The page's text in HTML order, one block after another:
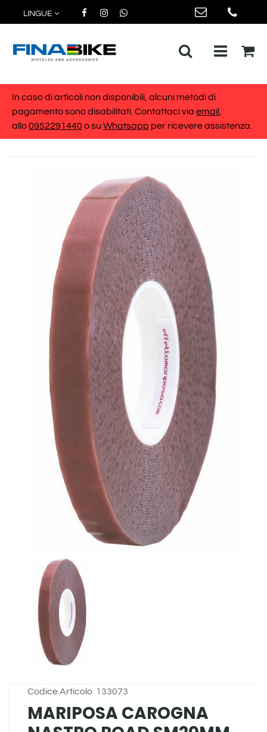
LINGUE
Open
In caso di articoli non disponibili, alcuni metodi di
pagamento sono disabilitati. Contattaci via email
allo0952291440 o su Whatsapp per ricevere assistenza.
Codice Articolo 133073
MARIPOSA CAROGNA